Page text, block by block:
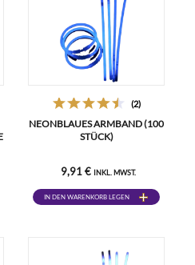
(2)
NEONBLAUES ARMBAND (100
STÜCK)
9,91 € INKL. MWST.
IN DEN WARENKORB LEGEN